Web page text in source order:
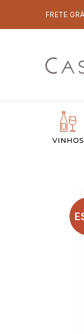
FRETE
VINHOS